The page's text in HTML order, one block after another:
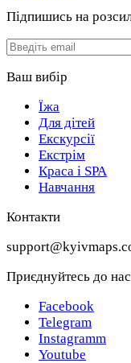
Підпишись на
Email
Ваш вибір
Їжа
Для дітей
Екскурсії
Екстрім
Краса і SPA
Навчання
Контакти
Приєднуйтесь до
Facebook
Telegram
Instagramm
Youtube